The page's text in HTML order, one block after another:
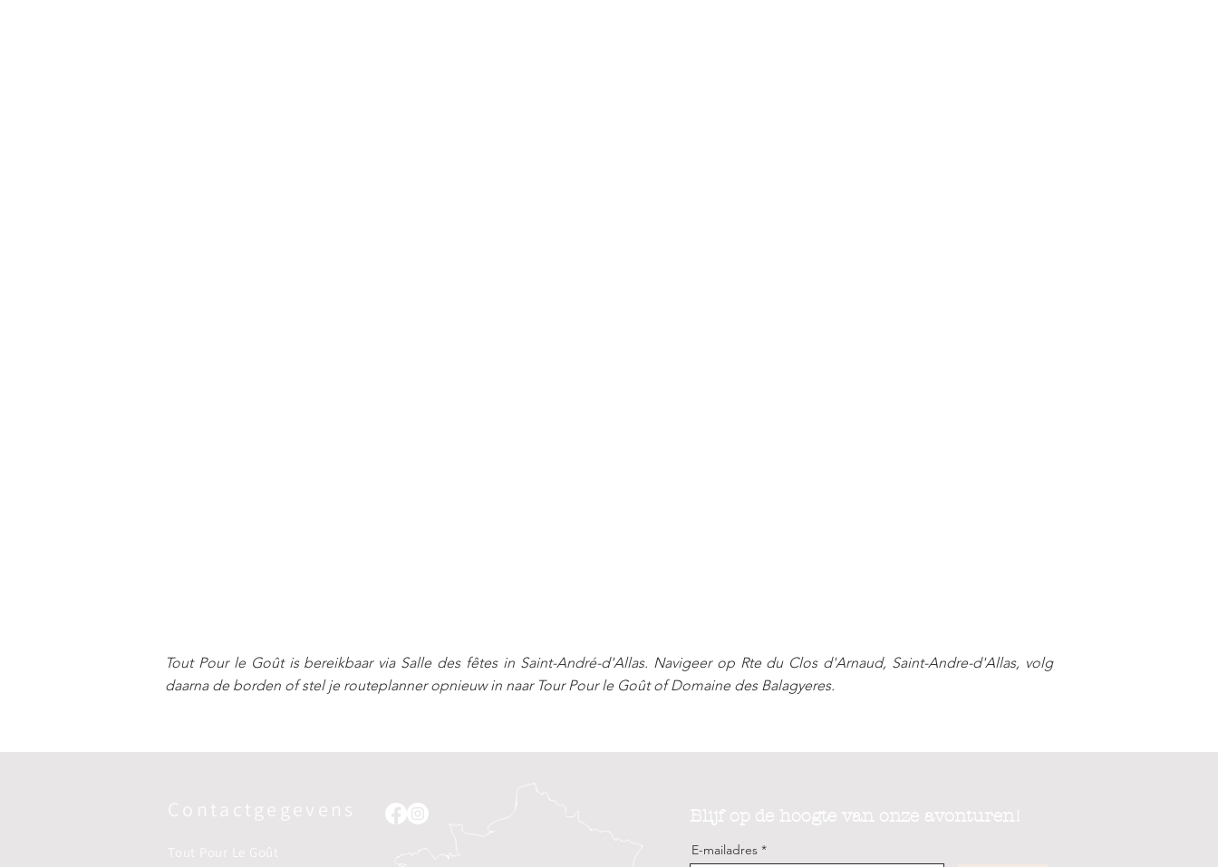
Tout Pour le Goût is bereikbaar via Salle des fêtes in Saint-André-d'Allas. Navigeer op Rte du Clos d'Arnaud, Saint-Andre-d'Allas, volg
daarna de borden of stel je routeplanner opnieuw in naar Tour Pour le Goût of Domaine des Balagyeres.
û
Blijf op de hoogte van onze avonturen!
E-mailadres